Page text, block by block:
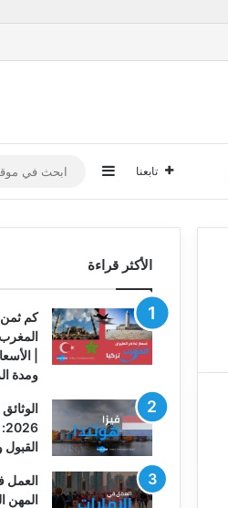
تابعنا إضافة عمود
الأكثر قراءة
كم ثمن
|
ومدة
المهن